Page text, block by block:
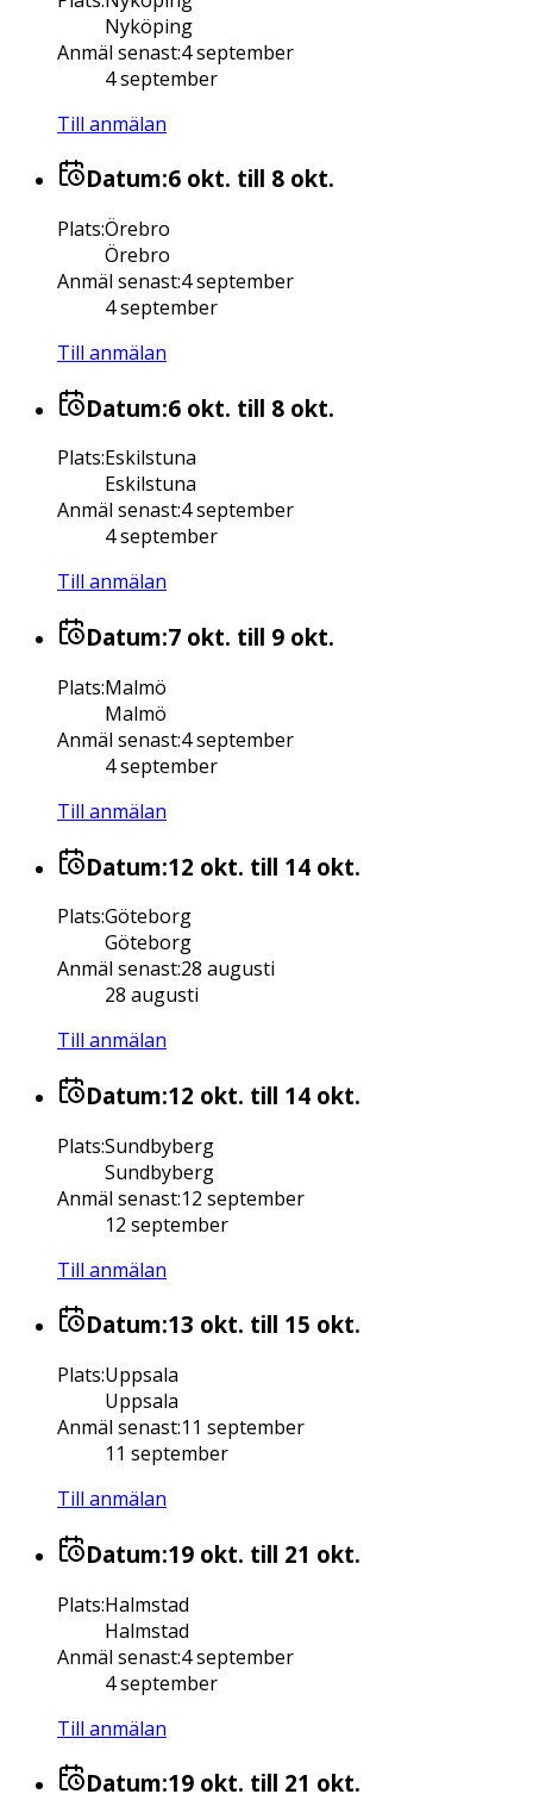
Nyköping
Anmäl senast:4 september
4 september
Till anmälan
Datum:6 okt. till 8 okt.
Plats:Örebro
Örebro
Anmäl senast:4 september
4 september
Till anmälan
Datum:6 okt. till 8 okt.
Plats:Eskilstuna
Eskilstuna
Anmäl senast:4 september
4 september
Till anmälan
Datum:7 okt. till 9 okt.
Plats:Malmö
Malmö
Anmäl senast:4 september
4 september
Till anmälan
Datum:12 okt. till 14 okt.
Plats:Göteborg
Göteborg
Anmäl senast:28 augusti
28 augusti
Till anmälan
Datum:12 okt. till 14 okt.
Plats:Sundbyberg
Sundbyberg
Anmäl senast:12 september
12 september
Till anmälan
Datum:13 okt. till 15 okt.
Plats:Uppsala
Uppsala
Anmäl senast:11 september
11 september
Till anmälan
Datum:19 okt. till 21 okt.
Plats:Halmstad
Halmstad
Anmäl senast:4 september
4 september
Till anmälan
Datum:19 okt. till 21 okt.